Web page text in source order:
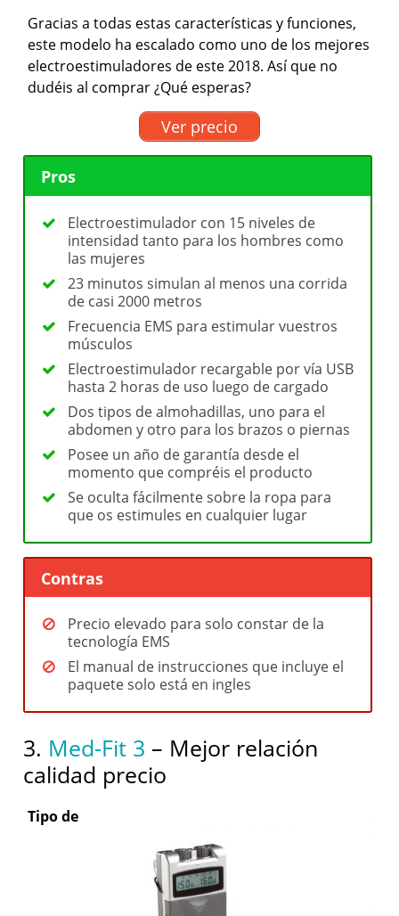
Gracias a todas estas características y funciones,
este modelo ha escalado como uno de los mejores
electroestimuladores de este 2018. Así que no
dudéis al comprar ¿Qué esperas?
Ver precio
Pros
Electroestimulador con 15 niveles de
intensidad tanto para los hombres como
las mujeres
23 minutos simulan al menos una corrida
de casi 2000 metros
Frecuencia EMS para estimular vuestros
músculos
Electroestimulador recargable por vía USB
hasta 2 horas de uso luego de cargado
Dos tipos de almohadillas, uno para el
abdomen y otro para los brazos o piernas
Posee un año de garantía desde el
momento que compréis el producto
Se oculta fácilmente sobre la ropa para
que os estimules en cualquier lugar
Contras
Precio elevado para solo constar de la
tecnología EMS
El manual de instrucciones que incluye el
paquete solo está en ingles
3. Med-Fit 3 – Mejor relación
calidad precio
Tipo de